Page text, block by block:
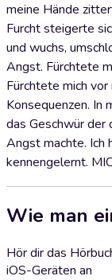
meine Hände
Furcht steigerte
und wuchs,
Angst. Fürchtete
Fürchtete mich
Konsequenzen. In
das Geschwür der
Angst machte. Ich
kennengelernt.
Wie man
Hör dir das
iOS-Geräten an